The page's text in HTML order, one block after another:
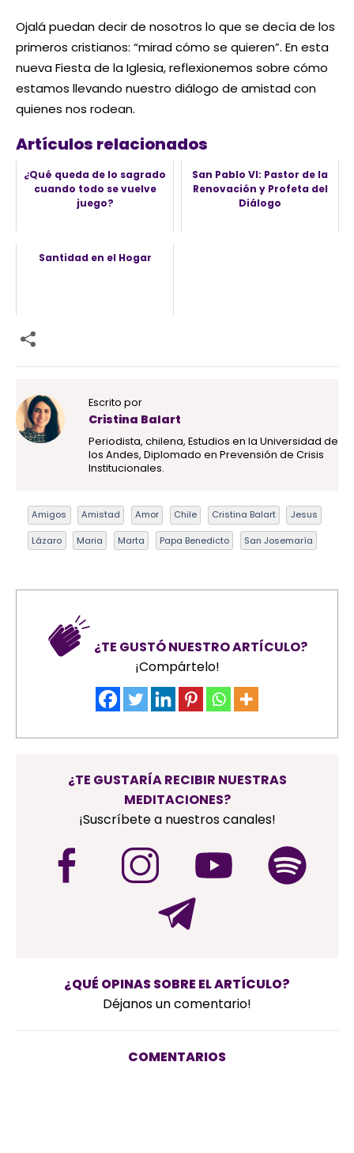
Ojalá puedan decir de nosotros lo que se decía de los
primeros cristianos: “mirad cómo se quieren”. En esta
nueva Fiesta de la Iglesia, reflexionemos sobre cómo
estamos llevando nuestro diálogo de amistad con
quienes nos rodean.
Artículos relacionados
¿Qué queda de lo sagrado
cuando todo se vuelve
juego?
San Pablo VI: Pastor de la
Renovación y Profeta del
Diálogo
Santidad en el Hogar
Escrito por
Cristina Balart
Periodista, chilena, Estudios en la Universidad de
los Andes, Diplomado en Prevensión de Crisis
Institucionales.
Amigos Amistad Amor Chile Cristina Balart Jesus
Lázaro Maria Marta Papa Benedicto San Josemaría
¿TE GUSTÓ NUESTRO ARTÍCULO?
¡Compártelo!
¿TE GUSTARÍA RECIBIR NUESTRAS
MEDITACIONES?
¡Suscríbete a nuestros canales!
¿QUÉ OPINAS SOBRE EL ARTÍCULO?
Déjanos un comentario!
COMENTARIOS